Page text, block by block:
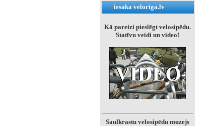
iesaka veloriga.lv
Kā pareizi pieslēgt velosipēdu.
Statīvu veidi un video!
Saulkrastu velosipēdu muzejs